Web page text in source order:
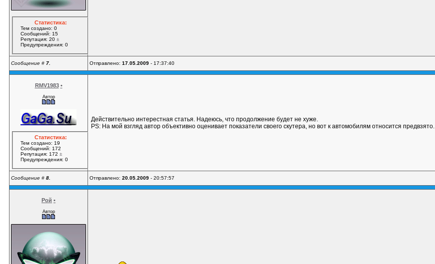
Статистика:
Тем создано: 0
Сообщений: 15
Репутация: 20±
Предупреждения: 0
Сообщение # 7. Отправлено: 17.05.2009 - 17:37:40
RMV1983 •
Автор
Статистика:
Тем создано: 19
Сообщений: 172
Репутация: 172±
Предупреждения: 0
Действительно интерестная статья. Надеюсь, что продолжение будет не хуже.
PS: На мой взгляд автор объективно оценивает показатели своего скутера, но вот к автомобилям относится предвзято.
Сообщение # 8. Отправлено: 20.05.2009 - 20:57:57
Рой •
Автор